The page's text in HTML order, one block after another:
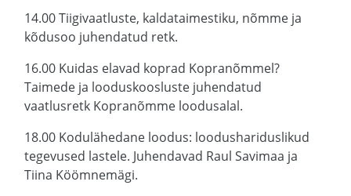
14.00 Tiigivaatluste, kaldataimestiku, nõmme ja
kõdusoo juhendatud retk.
16.00 Kuidas elavad koprad Kopranõmmel?
Taimede ja looduskoosluste juhendatud
vaatlusretk Kopranõmme loodusalal.
18.00 Kodulähedane loodus: loodushariduslikud
tegevused lastele. Juhendavad Raul Savimaa ja
Tiina Köömnemägi.